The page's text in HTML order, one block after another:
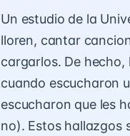
Un estudio de la
lloren, cantar
cargarlos. De
cuando escucharon
escucharon que les
no). Estos hallazgos